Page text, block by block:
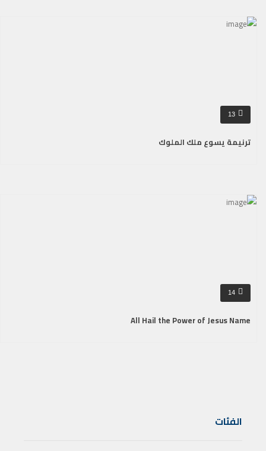
13
ترنيمة يسوع ملك الملوك
14
All Hail the Power of Jesus Name
الفئات